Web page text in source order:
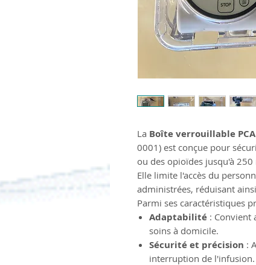
La Boîte verrouillable
0001) est conçue pour
ou des opioïdes jusqu'à
Elle limite l'accès du
administrées, réduisant
Parmi ses caractéristiques
Adaptabilité : Convient
soins à domicile.
Sécurité et précision :
interruption de l'infusion.